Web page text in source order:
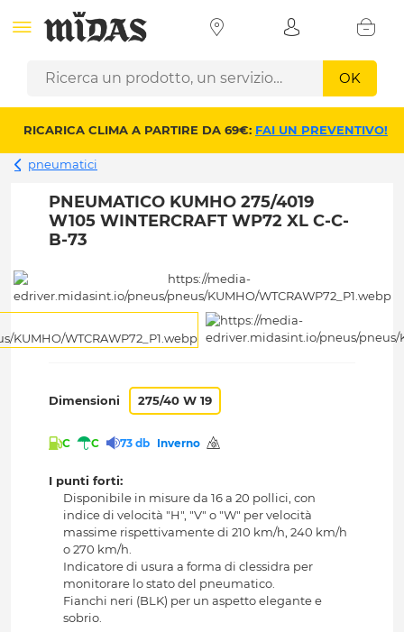
OK
RICARICA CLIMA A PARTIRE DA 69€: FAI UN PREVENTIVO!
pneumatici
PNEUMATICO KUMHO 275/4019
W105 WINTERCRAFT WP72 XL C-C-
B-73
Dimensioni 275/40 W 19
C C 73 db Inverno
I punti forti:
Disponibile in misure da 16 a 20 pollici, con
indice di velocità "H", "V" o "W" per velocità
massime rispettivamente di 210 km/h, 240 km/h
o 270 km/h.
Indicatore di usura a forma di clessidra per
monitorare lo stato del pneumatico.
Fianchi neri (BLK) per un aspetto elegante e
sobrio.